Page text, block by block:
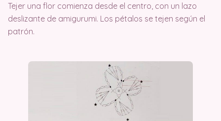
Tejer una flor comienza desde el centro, con un lazo
deslizante de amigurumi. Los pétalos se tejen según el
patrón.